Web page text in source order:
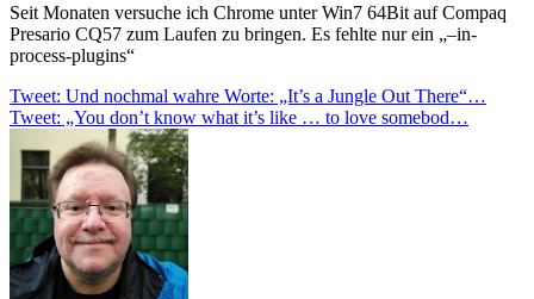
Seit Monaten versuche ich Chrome unter Win7 64Bit auf Compaq
Presario CQ57 zum Laufen zu bringen. Es fehlte nur ein „–in-
process-plugins“
Beitragsnavigation
Tweet: Und nochmal wahre Worte: „It’s a Jungle Out There“…
Tweet: „You don’t know what it’s like … to love somebod…